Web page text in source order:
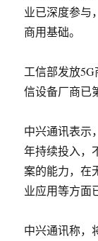
业已深度参与
商用基础。
工信部发放
信设备厂商已
中兴通讯表示
年持续投入，
案的能力，在
业应用等方面
中兴通讯称，